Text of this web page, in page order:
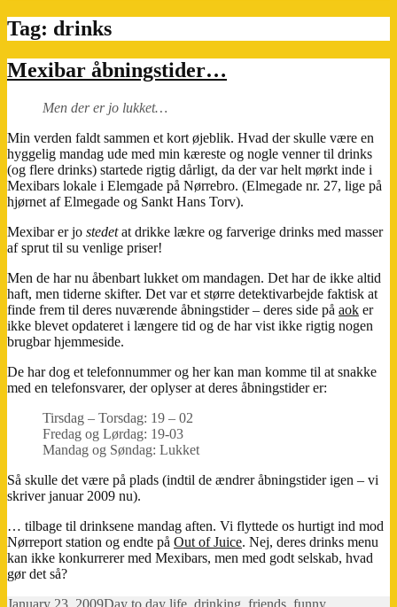
Tag: drinks
Mexibar åbningstider…
Men der er jo lukket…
Min verden faldt sammen et kort øjeblik. Hvad der skulle være en
hyggelig mandag ude med min kæreste og nogle venner til drinks
(og flere drinks) startede rigtig dårligt, da der var helt mørkt inde i
Mexibars lokale i Elemgade på Nørrebro. (Elmegade nr. 27, lige på
hjørnet af Elmegade og Sankt Hans Torv).
Mexibar er jo stedetat drikke lækre og farverige drinks med masser
af sprut til su venlige priser!
Men de har nu åbenbart lukket om mandagen. Det har de ikke altid
haft, men tiderne skifter. Det var et større detektivarbejde faktisk at
finde frem til deres nuværende åbningstider – deres side på aok er
ikke blevet opdateret i længere tid og de har vist ikke rigtig nogen
brugbar hjemmeside.
De har dog et telefonnummer og her kan man komme til at snakke
med en telefonsvarer, der oplyser at deres åbningstider er:
Tirsdag – Torsdag: 19 – 02
Fredag og Lørdag: 19-03
Mandag og Søndag: Lukket
Så skulle det være på plads (indtil de ændrer åbningstider igen – vi
skriver januar 2009 nu).
… tilbage til drinksene mandag aften. Vi flyttede os hurtigt ind mod
Nørreport station og endte på Out of Juice. Nej, deres drinks menu
kan ikke konkurrerer med Mexibars, men med godt selskab, hvad
gør det så?
Posted
January 23, 2009Categories
Day to day life drinking friends funnyTags